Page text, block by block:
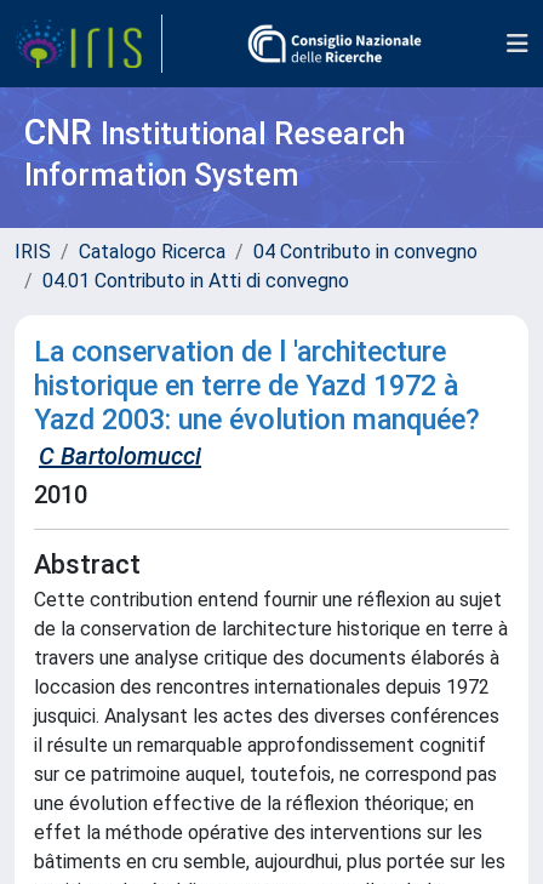
CNR Institutional Research
Information System
IRIS Catalogo Ricerca
04 Contributo in convegno
04.01 Contributo in Atti di convegno
La conservation de l 'architecture
historique en terre de Yazd 1972 à
Yazd 2003: une évolution manquée?
C Bartolomucci
2010
Abstract
Cette contribution entend fournir une réflexion au sujet
de la conservation de larchitecture historique en terre à
travers une analyse critique des documents élaborés à
loccasion des rencontres internationales depuis 1972
jusquici. Analysant les actes des diverses conférences
il résulte un remarquable approfondissement cognitif
sur ce patrimoine auquel, toutefois, ne correspond pas
une évolution effective de la réflexion théorique; en
effet la méthode opérative des interventions sur les
bâtiments en cru semble, aujourdhui, plus portée sur les